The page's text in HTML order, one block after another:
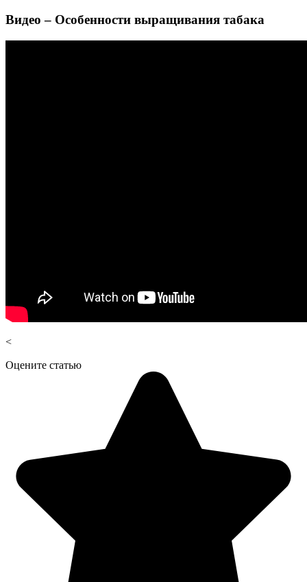
Видео – Особенности выращивания табака
<
Оцените статью